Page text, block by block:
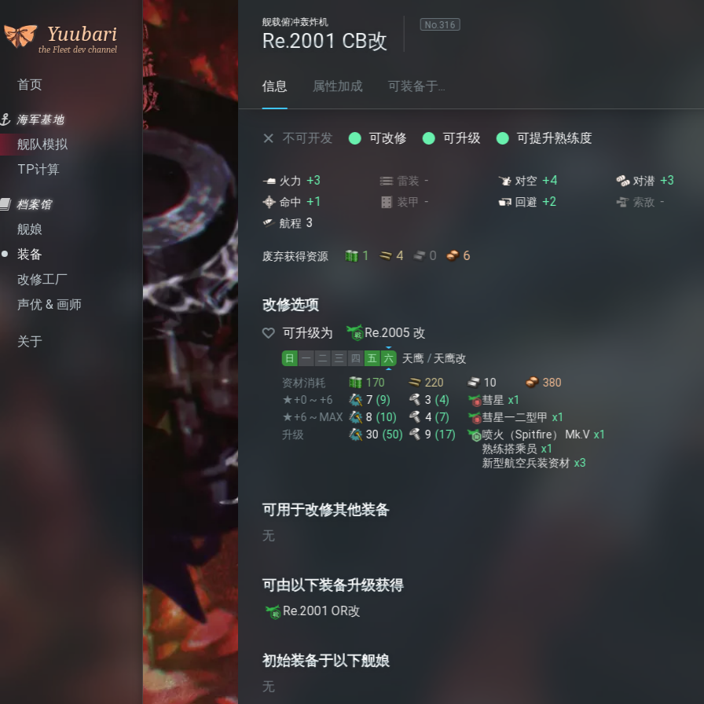
是谁呼
叫舰队 Yuubari
首页
海军基地
舰队模拟
TP计算
档案馆
舰娘
装备
改修工厂
声优 & 画师
关于
Re.2001 CB改
信息 属性加成
可改修 可升级 可提升熟练度
火力 +3 雷装 对潜 爆装
命中 +1 装甲 索敌
航程
废弃获得资源 1 4 0 6
改修选项
可升级为 Re.2005 改
一 五 六 天鹰
天鹰改
资材消耗
170 220 10
380
7 (9) 3 (4 ) 彗星 x 1
★+6 ~ MAX
8 (10) 4 (7 ) 彗星一二型甲 x1
30 ( 9 (17) 喷火（Spitfire） Mk.V x1
新型航空兵装资材 x3
可用于改修其他装备
无
可由以下装备升级获得
Re.2001 OR改
初始装备于以下舰娘
无